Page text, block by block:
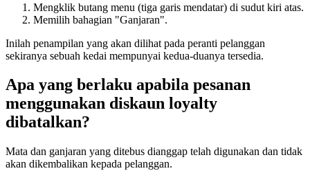
Mengklik butang menu (tiga garis mendatar) di sudut kiri atas.
Memilih bahagian "Ganjaran".
Inilah penampilan yang akan dilihat pada peranti pelanggan
sekiranya sebuah kedai mempunyai kedua-duanya tersedia.
Apa yang berlaku apabila pesanan
menggunakan diskaun loyalty
dibatalkan?
Mata dan ganjaran yang ditebus dianggap telah digunakan dan tidak
akan dikembalikan kepada pelanggan.